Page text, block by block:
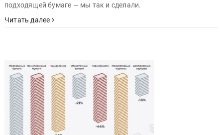
подходящей бумаге — мы так и сделали.
Читать далее